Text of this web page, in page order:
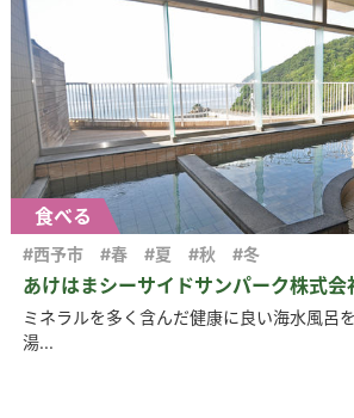
食べる
あけはまシーサイドサンパーク株式会
#西予市 #春 #夏 #秋 #冬
ミネラルを多く含んだ健康に良い海水風呂
湯...